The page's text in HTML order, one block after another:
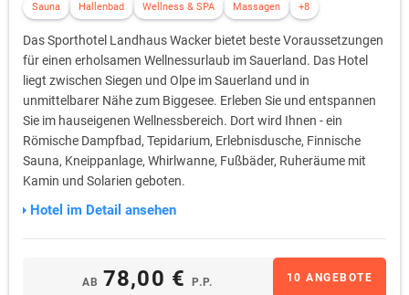
Sauna Hallenbad Wellness & SPA Massagen +8
Das Sporthotel Landhaus Wacker bietet beste Voraussetzungen
für einen erholsamen Wellnessurlaub im Sauerland. Das Hotel
liegt zwischen Siegen und Olpe im Sauerland und in
unmittelbarer Nähe zum Biggesee. Erleben Sie und entspannen
Sie im hauseigenen Wellnessbereich. Dort wird Ihnen - ein
Römische Dampfbad, Tepidarium, Erlebnisdusche, Finnische
Sauna, Kneippanlage, Whirlwanne, Fußbäder, Ruheräume mit
Kamin und Solarien geboten.
Hotel im Detail ansehen
AB 78,00 €P.P. 10 ANGEBOTE